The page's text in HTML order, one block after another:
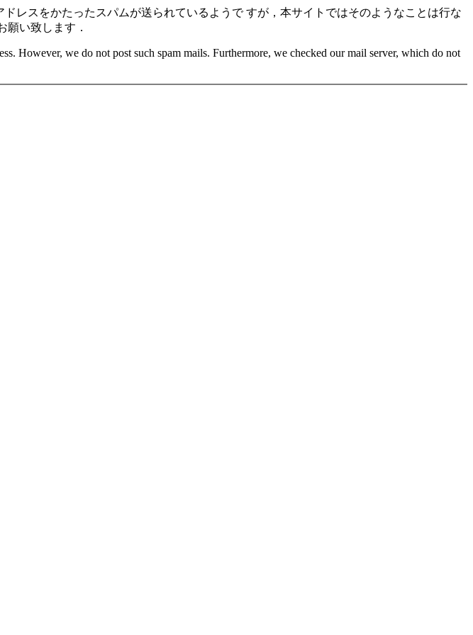
レスをかたったスパムが送られているようで すが，本サイトではそのようなことは行な
願い致します．
However, we do not post such spam mails. Furthermore, we checked our mail server, which do not